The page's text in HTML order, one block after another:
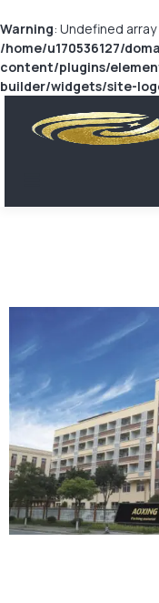
Warning: Undefined
/home/u170536127/
content/plugins/
builder/widgets/site-